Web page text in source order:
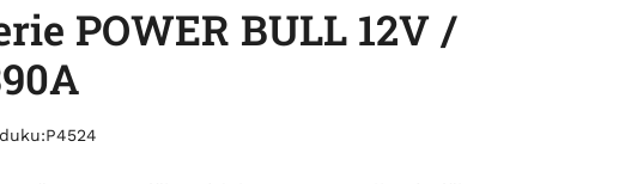
POWER BULL 12V /
P4524